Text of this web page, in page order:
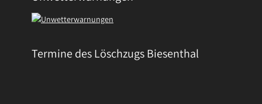
Termine des Löschzugs Biesenthal